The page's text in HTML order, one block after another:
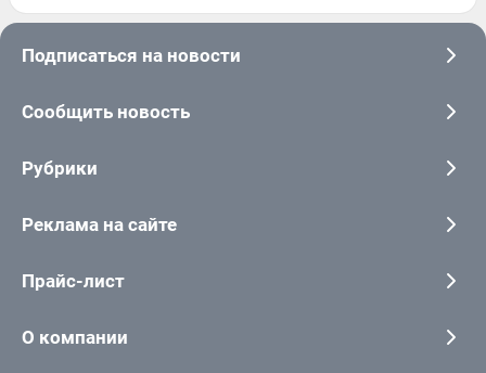
Подписаться на новости
Сообщить новость
Рубрики
Реклама на сайте
Прайс-лист
О компании